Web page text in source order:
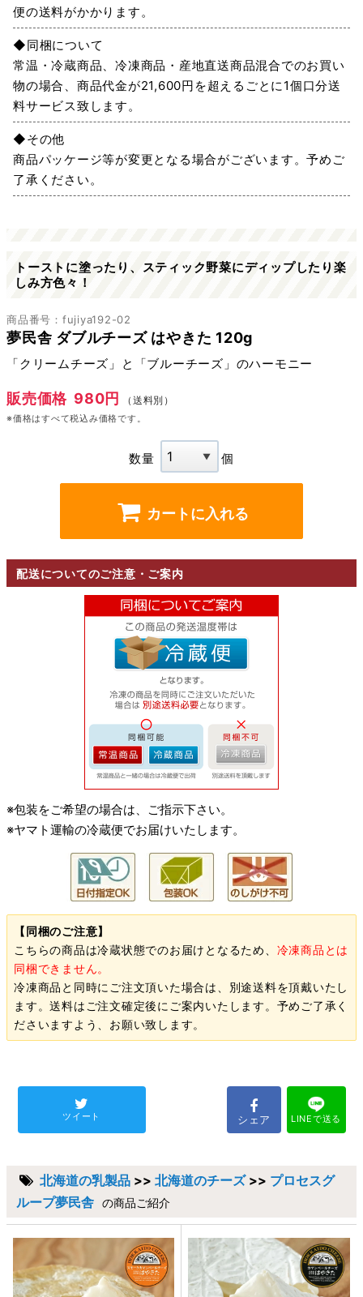
便の送料がかかります。
◆同梱について
常温・冷蔵商品、冷凍商品・産地直送商品混合でのお買い
物の場合、商品代金が21,600円を超えるごとに1個口分送
料サービス致します。
◆その他
商品パッケージ等が変更となる場合がございます。予めご
了承ください。
トーストに塗ったり、スティック野菜にディップしたり楽
しみ方色々！
商品番号：fujiya192-02
夢民舎 ダブルチーズ はやきた 120g
「クリームチーズ」と「ブルーチーズ」のハーモニー
販売価格 980円 （送料別）
※価格はすべて税込み価格です。
数量 個
カートに入れる
配送についてのご注意・ご案内
※包装をご希望の場合は、ご指示下さい。
※ヤマト運輸の冷蔵便でお届けいたします。
【同梱のご注意】
こちらの商品は冷蔵状態でのお届けとなるため、 冷凍商品とは
同梱できません。
冷凍商品と同時にご注文頂いた場合は、別途送料を頂戴いたし
ます。送料はご注文確定後にご案内いたします。予めご了承く
ださいますよう、お願い致します。
ツイート シェア LINEで送る
北海道の乳製品 >> 北海道のチーズ>> プロセスグ
ループ夢民舎 の商品ご紹介